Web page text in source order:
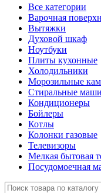
Все категории
Варочная
Вытяжки
Духовой шкаф
Ноутбуки
Плиты кухонные
Холодильники
Морозильные
Стиральные
Кондиционеры
Бойлеры
Котлы
Колонки газовые
Телевизоры
Мелкая бытовая
Посудомоечная